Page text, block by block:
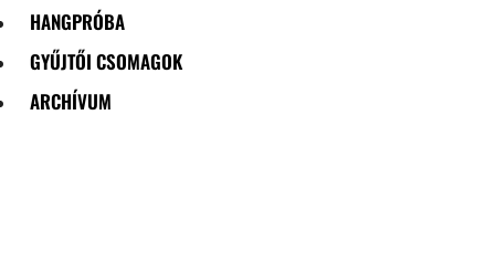
HANGPRÓBA
GYŰJTŐI CSOMAGOK
ARCHÍVUM